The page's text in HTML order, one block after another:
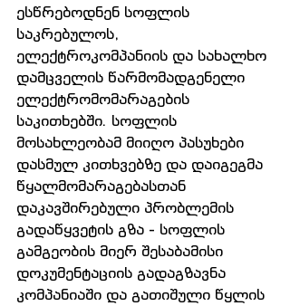
ესწრებოდნენ სოფლის
საკრებულოს,
ელექტროკომპანიის და სახალხო
დამცველის წარმომადგენელი
ელექტრომომარაგების
საკითხებში. სოფლის
მოსახლეობამ მიიღო პასუხები
დასმულ კითხვებზე და დაიგეგმა
წყალმომარაგებასთან
დაკავშირებული პრობლემის
გადაწყვეტის გზა - სოფლის
გამგეობის მიერ შესაბამისი
დოკუმენტაციის გადაგზავნა
კომპანიაში და გათიშული წყლის